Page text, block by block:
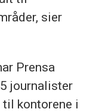
sier
Prensa
journalister
kontorene i